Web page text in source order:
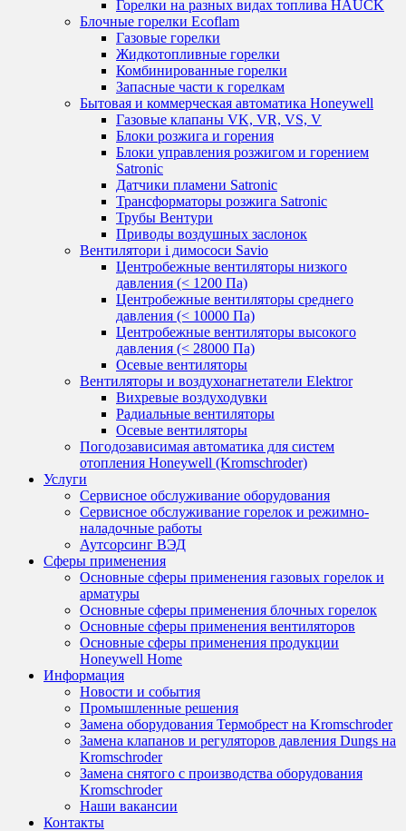
Горелки на разных видах топлива HAUCK
Блочные горелки Ecoflam
Газовые горелки
Жидкотопливные горелки
Комбинированные горелки
Запасные части к горелкам
Бытовая и коммерческая автоматика Honeywell
Газовые клапаны VK, VR, VS, V
Блоки розжига и горения
Блоки управления розжигом и горением
Satronic
Датчики пламени Satronic
Трансформаторы розжига Satronic
Трубы Вентури
Приводы воздушных заслонок
Вентилятори і димососи Savio
Центробежные вентиляторы низкого
давления (< 1200 Па)
Центробежные вентиляторы среднего
давления (< 10000 Па)
Центробежные вентиляторы высокого
давления (< 28000 Па)
Осевые вентиляторы
Вентиляторы и воздухонагнетатели Elektror
Вихревые воздуходувки
Радиальные вентиляторы
Осевые вентиляторы
Погодозависимая автоматика для систем
отопления Honeywell (Kromschroder)
Услуги
Сервисное обслуживание оборудования
Сервисное обслуживание горелок и режимно-
наладочные работы
Аутсорсинг ВЭД
Сферы применения
Основные сферы применения газовых горелок и
арматуры
Основные сферы применения блочных горелок
Основные сферы применения вентиляторов
Основные сферы применения продукции
Honeywell Home
Информация
Новости и события
Промышленные решения
Замена оборудования Термобрест на Kromschroder
Замена клапанов и регуляторов давления Dungs на
Kromschroder
Замена снятого с производства оборудования
Kromschroder
Наши вакансии
Контакты